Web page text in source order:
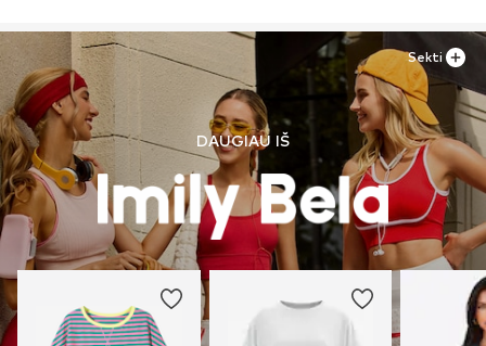
DAUGIAU IŠ
Sekti